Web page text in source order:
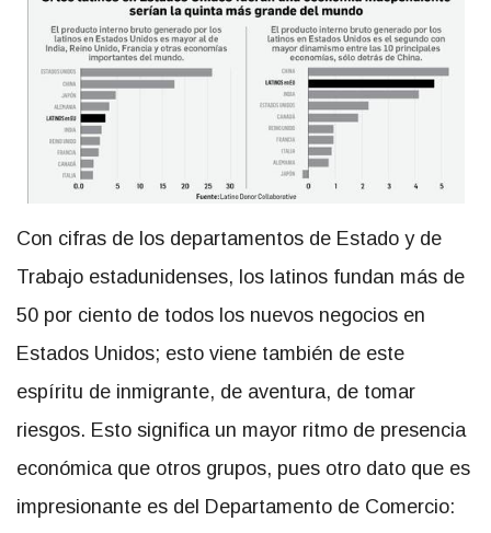
Con cifras de los departamentos de Estado y de
Trabajo estadunidenses, los latinos fundan más de
50 por ciento de todos los nuevos negocios en
Estados Unidos; esto viene también de este
espíritu de inmigrante, de aventura, de tomar
riesgos. Esto significa un mayor ritmo de presencia
económica que otros grupos, pues otro dato que es
impresionante es del Departamento de Comercio: